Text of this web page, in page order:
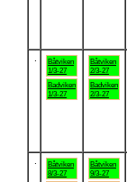
Båtviken
1/3-27
Badviken
1/3-27
Båtviken
2/3-27
Badviken
2/3-27
Båtviken
8/3-27
Båtviken
9/3-27